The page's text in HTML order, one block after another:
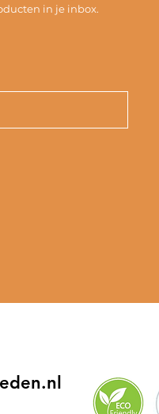
in je inbox.